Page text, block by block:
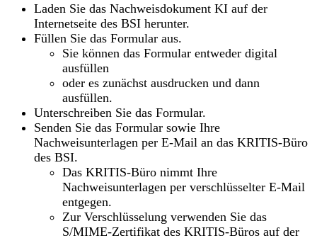
Laden Sie das Nachweisdokument KI auf der
Internetseite des BSI herunter.
Füllen Sie das Formular aus.
Sie können das Formular entweder digital
ausfüllen
oder es zunächst ausdrucken und dann
ausfüllen.
Unterschreiben Sie das Formular.
Senden Sie das Formular sowie Ihre
Nachweisunterlagen per E-Mail an das KRITIS-Büro
des BSI.
Das KRITIS-Büro nimmt Ihre
Nachweisunterlagen per verschlüsselter E-Mail
entgegen.
Zur Verschlüsselung verwenden Sie das
S/MIME-Zertifikat des KRITIS-Büros auf der